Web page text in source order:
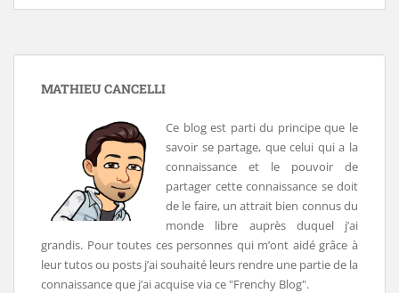
MATHIEU CANCELLI
Ce blog est parti du principe que le
savoir se partage, que celui qui a la
connaissance et le pouvoir de
partager cette connaissance se doit
de le faire, un attrait bien connus du
monde libre auprès duquel j’ai
grandis. Pour toutes ces personnes qui m’ont aidé grâce à
leur tutos ou posts j’ai souhaité leurs rendre une partie de la
connaissance que j’ai acquise via ce "Frenchy Blog".